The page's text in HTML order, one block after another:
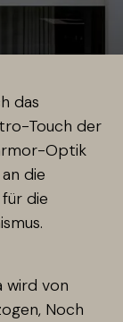
das
Touch der
Optik
die
die
wird von
Noch